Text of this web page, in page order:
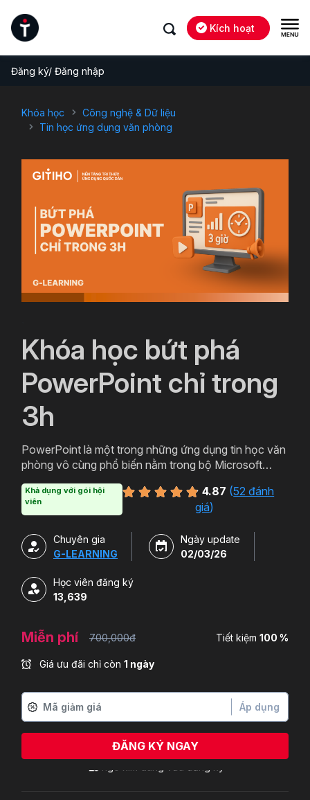
Kích hoạt
Đăng ký/ Đăng nhập
Khóa học
Công nghệ & Dữ liệu
Tin học ứng dụng văn phòng
Khóa học bứt phá
PowerPoint chỉ trong
3h
PowerPoint là một trong những ứng dụng tin học văn
phòng vô cùng phổ biến nằm trong bộ Microsoft
định dạng và kiểu khác nhau tạo sự hấp dẫn cho
slide. Tham gia khóa học sẽ giúp bạn tạo ra các bản
một cách hấp dẫn và sinh động hơn. Chỉ với hơn 3h
học powerpoint miễn phí cùng Gitiho bạn sẽ có thể
học.
Khả dụng với gói hội
viên
4.87 (52 đánh
giá)
Chuyên gia
G-LEARNING
Ngày update
02/03/26
Học viên đăng ký
13,639
Miễn phí 700,000đ Tiết kiệm 100 %
Giá ưu đãi chỉ còn 1 ngày
Áp dụng
ĐĂNG KÝ NGAY